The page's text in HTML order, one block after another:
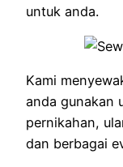
untuk anda.
Kami
anda gunakan
pernikahan,
dan berbagai